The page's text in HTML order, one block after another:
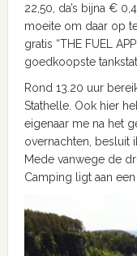
22,50, da’s bijna €
moeite om daar op
gratis “THE FUEL
goedkoopste
Rond 13.20 uur
Stathelle. Ook hier
eigenaar me na het
overnachten, besluit
Mede vanwege de
Camping ligt aan een